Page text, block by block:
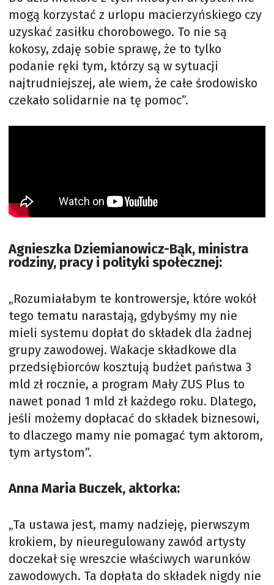
mogą korzystać z urlopu macierzyńskiego czy
uzyskać zasiłku chorobowego. To nie są
kokosy, zdaję sobie sprawę, że to tylko
podanie ręki tym, którzy są w sytuacji
najtrudniejszej, ale wiem, że całe środowisko
czekało solidarnie na tę pomoc”.
Agnieszka Dziemianowicz-Bąk, ministra
rodziny, pracy i polityki społecznej:
„Rozumiałabym te kontrowersje, które wokół
tego tematu narastają, gdybyśmy my nie
mieli systemu dopłat do składek dla żadnej
grupy zawodowej. Wakacje składkowe dla
przedsiębiorców kosztują budżet państwa 3
mld zł rocznie, a program Mały ZUS Plus to
nawet ponad 1 mld zł każdego roku. Dlatego,
jeśli możemy dopłacać do składek biznesowi,
to dlaczego mamy nie pomagać tym aktorom,
tym artystom”.
Anna Maria Buczek, aktorka:
„Ta ustawa jest, mamy nadzieję, pierwszym
krokiem, by nieuregulowany zawód artysty
doczekał się wreszcie właściwych warunków
zawodowych. Ta dopłata do składek nigdy nie